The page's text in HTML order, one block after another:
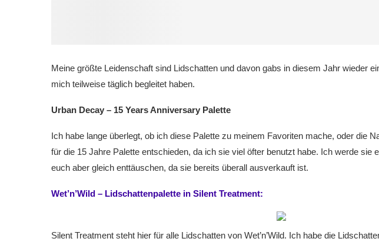
Meine größte Leidenschaft sind Lidschatten und davon gabs in diesem Jahr wieder
mich teilweise täglich begleitet haben.
Urban Decay – 15 Years Anniversary Palette
Ich habe lange überlegt, ob ich diese Palette zu meinem Favoriten mache, oder die
für die 15 Jahre Palette entschieden, da ich sie viel öfter benutzt habe. Ich werde sie
euch aber gleich enttäuschen, da sie bereits überall ausverkauft ist.
Wet’n’Wild – Lidschattenpalette in Silent Treatment:
Silent Treatment steht hier für alle Lidschatten von Wet’n’Wild. Ich habe die